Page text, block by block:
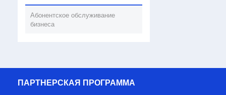
Абонентское обслуживание
бизнеса
ПАРТНЕРСКАЯ ПРОГРАММА